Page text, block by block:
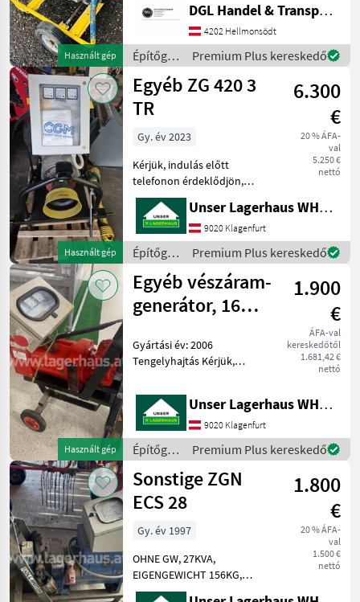
Használt gép
Benzin, 1.108 Stunden, 8.5
KVA. Preis: € 480, - inkl.
Mwst. Építőgépek
Áramfejlesztő
DGL Handel & Transporte
4202 Hellmonsödt
Építőgépek
/
Sonstige
Premium Plus kereskedő
Használt gép
Egyéb ZG 420 3
TR
6.300
€
20 % ÁFA-
val
5.250 €
nettó
Gy. év 2023
Kérjük, indulás előtt
telefonon érdeklődjön,
hogy az Ön által
megkeresett gép jelenleg
raktáron van-e nálunk.
Olyan gépeket is hirdetünk,
amelyek még az előző
tulajd
Unser Lagerhaus WHG, Kärnten, Klagenfurt
9020 Klagenfurt
Építőgépek
/
Sonstige
Premium Plus kereskedő
Használt gép
Egyéb vészáram-
generátor, 16
1.900
€
ÁFA-val
kereskedőtől
1.681,42 €
nettó
Gyártási év: 2006
Tengelyhajtás Kérjük,
érdeklődjön, hogy az Ön
által keresett gép jelenleg
raktáron van-e nálunk.
Olyan gépeket is hirdetü
Unser Lagerhaus WHG, Kärnten, Klagenfurt
9020 Klagenfurt
Építőgépek
/
Sonstige
Premium Plus kereskedő
Sonstige ZGN
ECS 28
1.800
€
20 % ÁFA-
val
1.500 €
nettó
Gy. év 1997
OHNE GW, 27KVA,
EIGENGEWICHT 156KG,
DREIPUNKT - ANBAU;